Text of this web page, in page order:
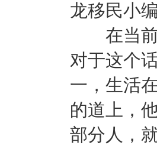
龙移民小
在当前
对于这个
一，生活
的道上，
部分人，